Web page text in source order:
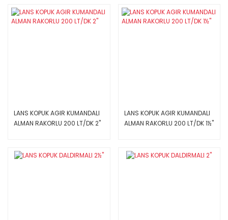
LANS KOPUK AGIR KUMANDALI
ALMAN RAKORLU 200 LT/DK 2''
LANS KOPUK AGIR KUMANDALI
ALMAN RAKORLU 200 LT/DK 1½''